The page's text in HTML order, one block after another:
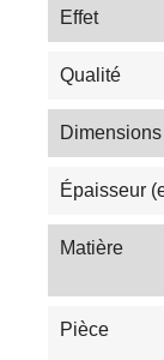
Effet
Qualité
Épaisseur
Matière
Pièce